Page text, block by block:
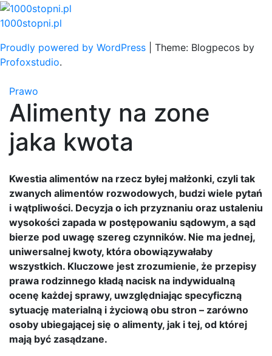
Skip
to
1000stopni.pl
Proudly powered by WordPress
Theme: Blogpecos by
Profoxstudio.
Prawo
Alimenty na zone
jaka kwota
Kwestia alimentów na rzecz byłej małżonki, czyli tak
zwanych alimentów rozwodowych, budzi wiele pytań
i wątpliwości. Decyzja o ich przyznaniu oraz ustaleniu
wysokości zapada w postępowaniu sądowym, a sąd
bierze pod uwagę szereg czynników. Nie ma jednej,
uniwersalnej kwoty, która obowiązywałaby
wszystkich. Kluczowe jest zrozumienie, że przepisy
prawa rodzinnego kładą nacisk na indywidualną
ocenę każdej sprawy, uwzględniając specyficzną
sytuację materialną i życiową obu stron – zarówno
osoby ubiegającej się o alimenty, jak i tej, od której
mają być zasądzane.